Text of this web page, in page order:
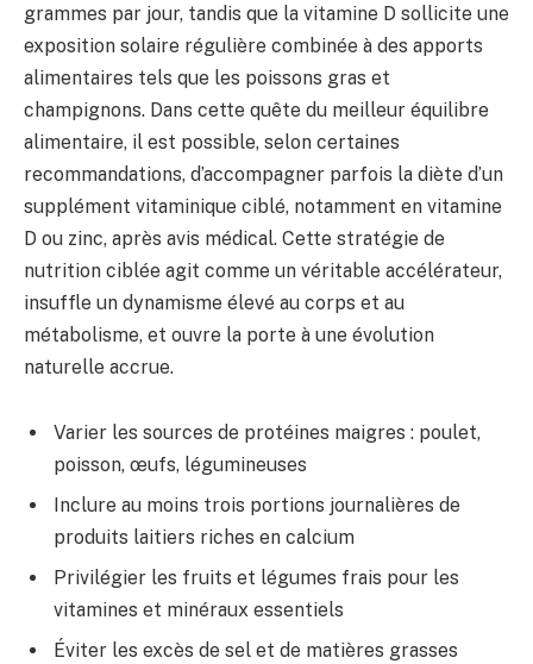
grammes par jour, tandis que la vitamine D sollicite une
exposition solaire régulière combinée à des apports
alimentaires tels que les poissons gras et
champignons. Dans cette quête du meilleur équilibre
alimentaire, il est possible, selon certaines
recommandations, d’accompagner parfois la diète d’un
supplément vitaminique ciblé, notamment en vitamine
D ou zinc, après avis médical. Cette stratégie de
nutrition ciblée agit comme un véritable accélérateur,
insuffle un dynamisme élevé au corps et au
métabolisme, et ouvre la porte à une évolution
naturelle accrue.
Varier les sources de protéines maigres : poulet,
poisson, œufs, légumineuses
Inclure au moins trois portions journalières de
produits laitiers riches en calcium
Privilégier les fruits et légumes frais pour les
vitamines et minéraux essentiels
Éviter les excès de sel et de matières grasses